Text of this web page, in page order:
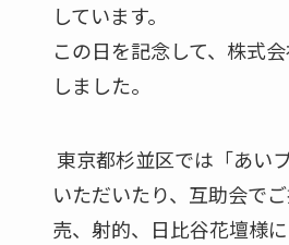
しています。
この日を記念して、株式
しました。
東京都杉並区では「あ
いただいたり、互助会で
売、射的、日比谷花壇様